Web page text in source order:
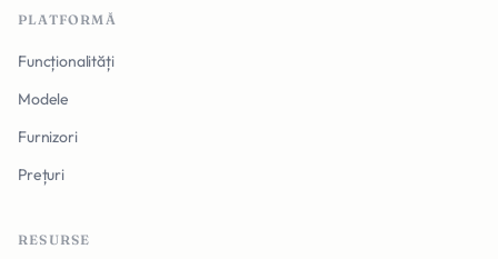
PLATFORMĂ
Funcționalități
Modele
Furnizori
Prețuri
RESURSE